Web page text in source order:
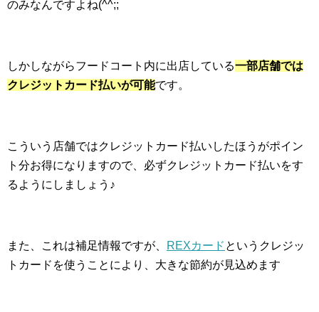
のみなんですよね(^^;;
しかしながらフードコート内に出店している一部店舗では
クレジットカード払いが可能です。
こういう店舗ではクレジットカード払いしたほうがポイン
ト分お得になりますので、必ずクレジットカード払いをす
るようにしましょう♪
また、これは補足情報ですが、 REXカード というクレジッ
トカードを使うことにより、大きな節約が見込めます